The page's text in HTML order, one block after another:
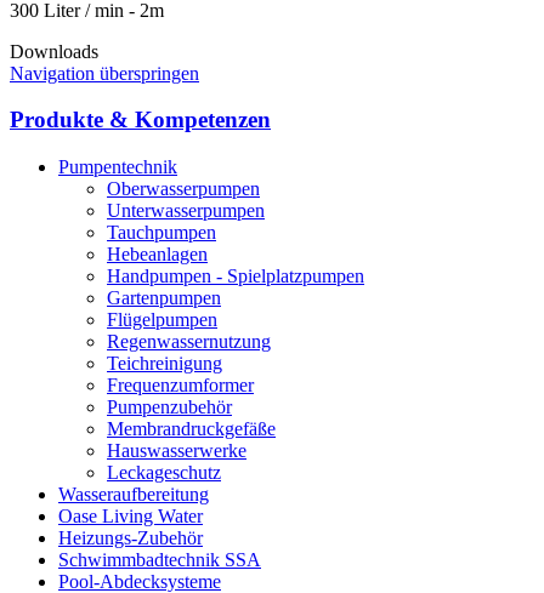
Downloads
Navigation überspringen
Produkte & Kompetenzen
Pumpentechnik
Oberwasserpumpen
Unterwasserpumpen
Tauchpumpen
Hebeanlagen
Handpumpen - Spielplatzpumpen
Gartenpumpen
Flügelpumpen
Regenwassernutzung
Teichreinigung
Frequenzumformer
Pumpenzubehör
Membrandruckgefäße
Hauswasserwerke
Leckageschutz
Wasseraufbereitung
Oase Living Water
Heizungs-Zubehör
Schwimmbadtechnik SSA
Pool-Abdecksysteme